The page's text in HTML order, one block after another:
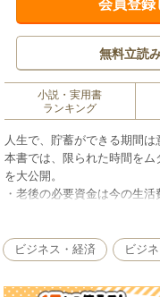
会員登録
無料立読
小説・実用書
ランキング
人生で、貯蓄ができる期間は
本書では、限られた時間をム
を大公開。
・老後の必要資金は今の生
独立系ＦＰとして数多くの家
る「家計運営」と「資産形
ビジネス・経済 ビジ